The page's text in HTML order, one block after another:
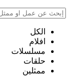
الكل
افلام
مسلسلات
حلقات
ممثلين